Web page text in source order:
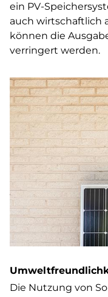
ein PV-
auch wirtschaftlich
können die
verringert werden.
Die Nutzung von